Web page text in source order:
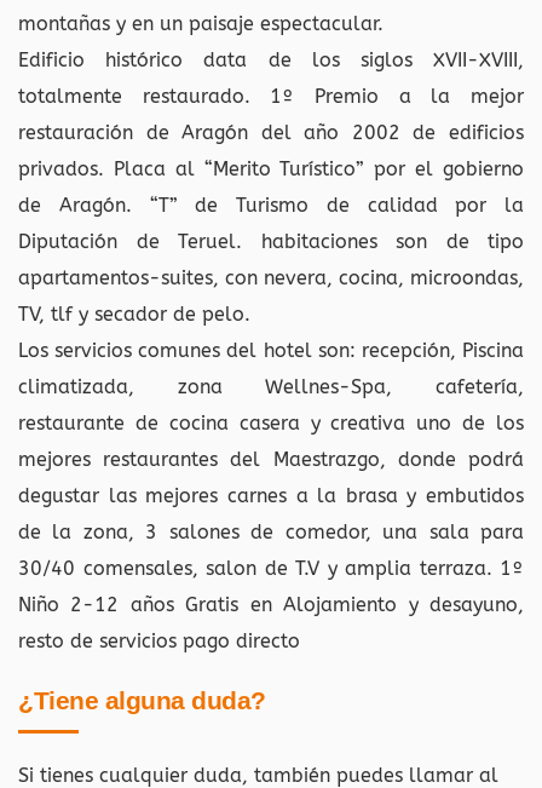
montañas y en un paisaje espectacular.
Edificio histórico data de los siglos XVII-XVIII,
totalmente restaurado. 1º Premio a la mejor
restauración de Aragón del año 2002 de edificios
privados. Placa al “Merito Turístico” por el gobierno
de Aragón. “T” de Turismo de calidad por la
Diputación de Teruel. habitaciones son de tipo
apartamentos-suites, con nevera, cocina, microondas,
TV, tlf y secador de pelo.
Los servicios comunes del hotel son: recepción, Piscina
climatizada, zona Wellnes-Spa, cafetería,
restaurante de cocina casera y creativa uno de los
mejores restaurantes del Maestrazgo, donde podrá
degustar las mejores carnes a la brasa y embutidos
de la zona, 3 salones de comedor, una sala para
30/40 comensales, salon de T.V y amplia terraza. 1º
Niño 2-12 años Gratis en Alojamiento y desayuno,
resto de servicios pago directo
¿Tiene alguna duda?
Si tienes cualquier duda, también puedes llamar al